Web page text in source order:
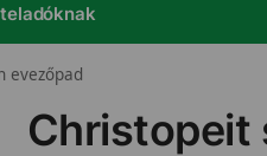
evezőpad
Christopeit